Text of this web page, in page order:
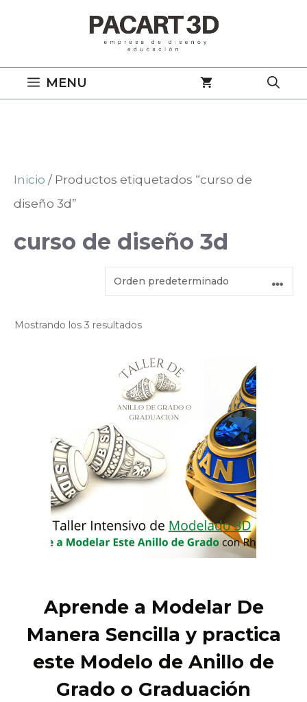
MENU
Inicio / Productos etiquetados “curso de
diseño 3d”
curso de diseño 3d
Mostrando los 3 resultados
Aprende a Modelar De
Manera Sencilla y practica
este Modelo de Anillo de
Grado o Graduación